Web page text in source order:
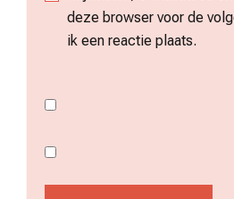
deze browser voor de
ik een reactie plaats.